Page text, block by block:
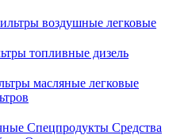
воздушные легковые
топливные дизель
масляные легковые
Спецпродукты Средства